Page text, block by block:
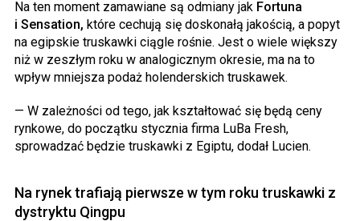
Na ten moment zamawiane są odmiany jak Fortuna
i Sensation, które cechują się doskonałą jakością, a popyt
na egipskie truskawki ciągle rośnie. Jest o wiele większy
niż w zeszłym roku w analogicznym okresie, ma na to
wpływ mniejsza podaż holenderskich truskawek.
— W zależności od tego, jak kształtować się będą ceny
rynkowe, do początku stycznia firma LuBa Fresh,
sprowadzać będzie truskawki z Egiptu, dodał Lucien.
Na rynek trafiają pierwsze w tym roku truskawki z
dystryktu Qingpu